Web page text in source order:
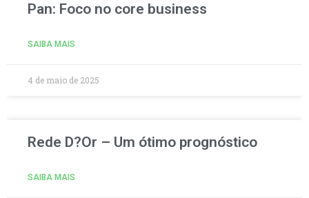
Pan: Foco no core business
SAIBA MAIS
4 de maio de 2025
Rede D?Or – Um ótimo prognóstico
SAIBA MAIS